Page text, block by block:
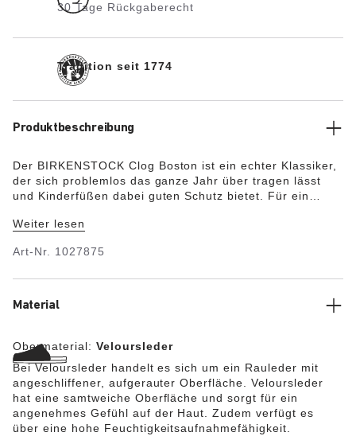
30 Tage Rückgaberecht
Tradition seit 1774
Produktbeschreibung
Der BIRKENSTOCK Clog Boston ist ein echter Klassiker,
der sich problemlos das ganze Jahr über tragen lässt
und Kinderfüßen dabei guten Schutz bietet. Für ein
besonders weichem Veloursleder, das sich wie eine
Weiter lesen
Art-Nr. 1027875
Material
Obermaterial: Veloursleder
Bei Veloursleder handelt es sich um ein Rauleder mit
angeschliffener, aufgerauter Oberfläche. Veloursleder
hat eine samtweiche Oberfläche und sorgt für ein
angenehmes Gefühl auf der Haut. Zudem verfügt es
über eine hohe Feuchtigkeitsaufnahmefähigkeit.